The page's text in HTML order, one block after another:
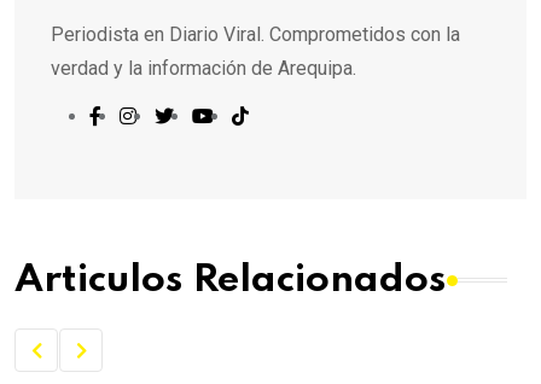
Periodista en Diario Viral. Comprometidos con la
verdad y la información de Arequipa.
Articulos Relacionados